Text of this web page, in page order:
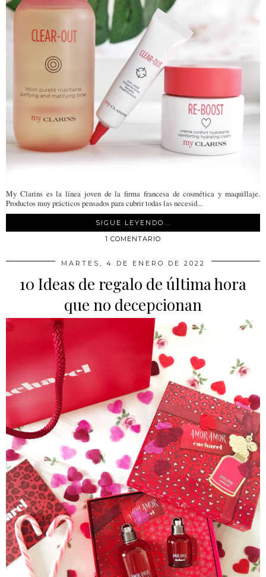
My Clarins es la línea joven de la firma francesa de cosmética y maquillaje.
Productos muy prácticos pensados para cubrir todas las necesid...
SIGUE LEYENDO...
1 COMENTARIO
MARTES, 4 DE ENERO DE 2022
10 Ideas de regalo de última hora
que no decepcionan